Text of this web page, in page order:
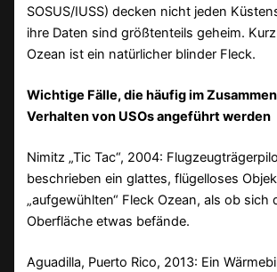
SOSUS/IUSS) decken nicht jeden
ihre Daten sind größtenteils geheim.
Ozean ist ein natürlicher blinder Fleck.
Wichtige Fälle, die häufig im
Verhalten von USOs angeführt werden
Nimitz „Tic Tac“, 2004:
beschrieben ein glattes, flügelloses
„aufgewühlten“ Fleck Ozean, als ob sich
Oberfläche etwas befände.
Aguadilla, Puerto Rico, 2013: Ein